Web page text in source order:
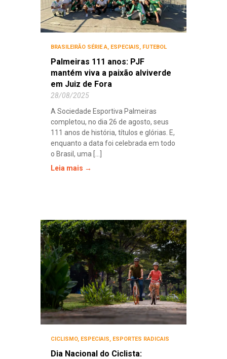
BRASILEIRÃO SÉRIE A, ESPECIAIS, FUTEBOL
Palmeiras 111 anos: PJF
mantém viva a paixão alviverde
em Juiz de Fora
28/08/2025
A Sociedade Esportiva Palmeiras
completou, no dia 26 de agosto, seus
111 anos de história, títulos e glórias. E,
enquanto a data foi celebrada em todo
o Brasil, uma [...]
Leia mais →
CICLISMO, ESPECIAIS, ESPORTES RADICAIS
Dia Nacional do Ciclista: